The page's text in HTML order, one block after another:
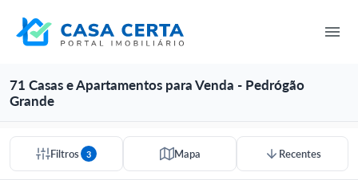
71 Casas e Apartamentos para Venda - Pedrógão
Grande
Filtros 3 Mapa Recentes